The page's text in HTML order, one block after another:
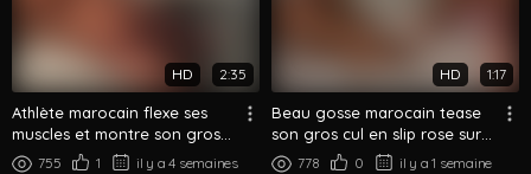
HD 2:35
Athlète marocain flexe ses
muscles et montre son gros
cul dans la salle de bain
755 1 il y a 4 semaines
HD 1:17
Beau gosse marocain tease
son gros cul en slip rose sur
le lit778 0 il y a 1 semaine